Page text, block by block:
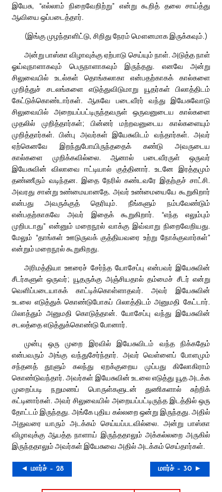
இயேசு, “எல்லாம் நிறைவேறிற்று” என்று கூறித் தலை சாய்த்து
ஆவியை ஒப்படைத்தார்.
(இங்கு முழந்தாளிட்டு, சிறிது நேரம் மௌனமாக இருக்கவும்.)
அன்று பாஸ்கா விழாவுக்கு ஏற்பாடு செய்யும் நாள். அடுத்த நாள்
ஓய்வுநாளாகவும் பெருநாளாகவும் இருந்தது. எனவே அன்று
சிலுவையில் உடல்கள் தொங்கலாகா என்பதற்காகக் கால்களை
முறித்துச் சடலங்களை எடுத்துவிடுமாறு யூதர்கள் பிலாத்திடம்
கேட்டுக்கொண்டார்கள். ஆகவே படைவீரர் வந்து இயேசுவோடு
சிலுவையில் அறையப்பட்டிருந்தவருள் ஒருவனுடைய கால்களை
முதலில் முறித்தார்கள்; பின்னர் மற்றவனுடைய கால்களையும்
முறித்தார்கள். பின்பு அவர்கள் இயேசுவிடம் வந்தார்கள். அவர்
ஏற்கெனவே இறந்துபோயிருந்ததைக் கண்டு அவருடைய
கால்களை முறிக்கவில்லை. ஆனால் படைவீரருள் ஒருவர்
இயேசுவின் விலாவை ஈட்டியால் குத்தினார். உடனே இரத்தமும்
தண்ணீரும் வடிந்தன. இதை நேரில் கண்டவரே இதற்குச் சாட்சி.
அவரது சான்று உண்மையானதே. அவர் உண்மையையே கூறுகிறார்
என்பது அவருக்குத் தெரியும். நீங்களும் நம்பவேண்டும்
என்பதற்காகவே அவர் இதைக் கூறுகிறார். “எந்த எலும்பும்
முறிபடாது” என்னும் மறைநூல் வாக்கு இவ்வாறு நிறைவேறியது.
மேலும் “தாங்கள் ஊடுருவக் குத்தியவரை உற்று நோக்குவார்கள்”
என்றும் மறைநூல் கூறுகிறது.
அரிமத்தியா ஊரைச் சேர்ந்த யோசேப்பு என்பவர் இயேசுவின்
சீடர்களுள் ஒருவர்; யூதருக்கு அஞ்சியதால் தம்மைச் சீடர் என்று
வெளிப்படையாகக் காட்டிக்கொள்ளாதவர். அவர் இயேசுவின்
உடலை எடுத்துக் கொண்டுபோகப் பிலாத்திடம் அனுமதி கேட்டார்.
பிலாத்தும் அனுமதி கொடுத்தான். யோசேப்பு வந்து இயேசுவின்
சடலத்தை எடுத்துக்கொண்டு போனார்.
முன்பு ஒரு முறை இரவில் இயேசுவிடம் வந்த நிக்கதேம்
என்பவரும் அங்கு வந்துசேர்ந்தார். அவர் வெள்ளைப் போளமும்
சந்தனத் தூளும் கலந்து ஏறக்குறைய முப்பது கிலோகிராம்
கொண்டுவந்தார். அவர்கள் இயேசுவின் உடலை எடுத்து யூத அடக்க
முறைப்படி நறுமணப் பொருள்களுடன் துணிகளால் சுற்றிக்
கட்டினார்கள். அவர் சிலுவையில் அறையப்பட்டிருந்த இடத்தில் ஒரு
தோட்டம் இருந்தது. அங்கே புதிய கல்லறை ஒன்று இருந்தது. அதில்
அதுவரை யாரும் அடக்கம் செய்யப்படவில்லை. அன்று பாஸ்கா
விழாவுக்கு ஆயத்த நாளாய் இருந்ததாலும் அக்கல்லறை அருகில்
இருந்ததாலும் அவர்கள் இயேசுவை அதில் அடக்கம் செய்தார்கள்.
◄ மார்ச் – 28 மார்ச் – 30 ►